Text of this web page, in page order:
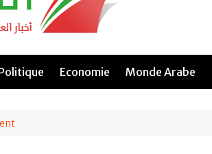
Economie Monde Arabe